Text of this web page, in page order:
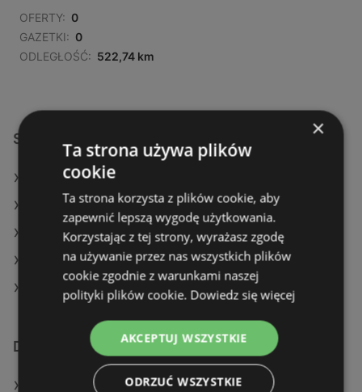
OFERTY: 0
GAZETKI: 0
ODLEGŁOŚĆ: 522,74 km
Sklepy CCC w:
CCC w Brwinów
CCC w Kęty
CCC w Miechów
CCC w Olkusz
CCC w Przemyśl
Dodatkowe łącza
×
Ta strona używa plików
cookie
Ta strona korzysta z plików cookie, aby
zapewnić lepszą wygodę użytkowania.
Korzystając z tej strony, wyrażasz zgodę
na używanie przez nas wszystkich plików
cookie zgodnie z warunkami naszej
polityki plików cookie. Dowiedz się więcej
AKCEPTUJ WSZYSTKIE
ODRZUĆ WSZYSTKIE